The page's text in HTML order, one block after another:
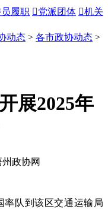
履职 党派团体 机关
动态 > 各市政协动态 >
展2025年
政协网
队到该区交通运输局